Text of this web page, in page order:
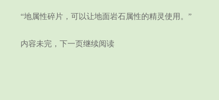
“地属性碎片，可以让地面岩石属性的精灵使用。”
内容未完，下一页继续阅读